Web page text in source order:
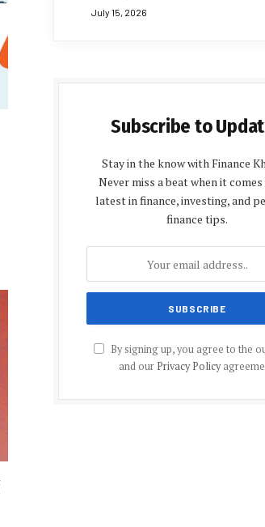
July 15, 2026
Subscribe to
Stay in the know with Finance
Never miss a beat when it
latest in finance, investing, and
finance tips.
By signing up, you agree to the
and our Privacy Policy